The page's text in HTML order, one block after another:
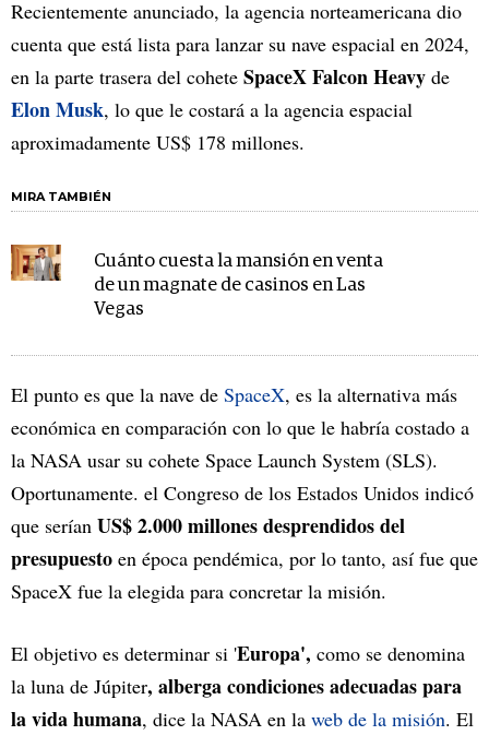
Recientemente anunciado, la agencia norteamericana dio
cuenta que está lista para lanzar su nave espacial en 2024,
en la parte trasera del cohete SpaceX Falcon Heavy de
Elon Musk, lo que le costará a la agencia espacial
aproximadamente US$ 178 millones.
MIRA TAMBIÉN
Cuánto cuesta la mansión en venta
de un magnate de casinos en Las
Vegas
El punto es que la nave de SpaceX, es la alternativa más
económica en comparación con lo que le habría costado a
la NASA usar su cohete Space Launch System (SLS).
Oportunamente. el Congreso de los Estados Unidos indicó
que serían US$ 2.000 millones desprendidos del
presupuesto en época pendémica, por lo tanto, así fue que
SpaceX fue la elegida para concretar la misión.
El objetivo es determinar si 'Europa', como se denomina
la luna de Júpiter, alberga condiciones adecuadas para
la vida humana, dice la NASA en la web de la misión. El